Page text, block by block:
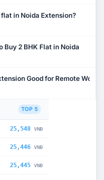
in Noida Extension?
Buy 2 BHK Flat in Noida
Good for Remote Work?
TOP 5
25,548 VNĐ
25,446 VNĐ
25,445 VNĐ